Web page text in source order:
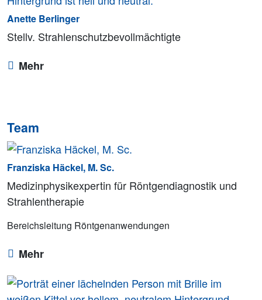
Anette Berlinger
Stellv. Strahlenschutzbevollmächtigte
Mehr
Team
Franziska Häckel, M. Sc.
Medizinphysikexpertin für Röntgendiagnostik und
Strahlentherapie
Bereichsleitung Röntgenanwendungen
Mehr